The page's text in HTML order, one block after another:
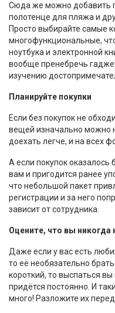
Сюда же можно добавить
полотенце для пляжа и
Просто выбирайте самые
многофункциональные,
ноутбука и электронной
вообще пренебречь
изучению
Планируйте покупки
Если без покупок не
вещей изначально можно
доехать легче, и на всех
А если покупок оказалось
вам и пригодится ранее
что небольшой пакет
регистрации и за него
зависит от сотрудника.
Оцените, что вы никогда
Даже если у вас есть
то её необязательно
короткий, то выспаться
придётся постоянно. И
много! Разложите их